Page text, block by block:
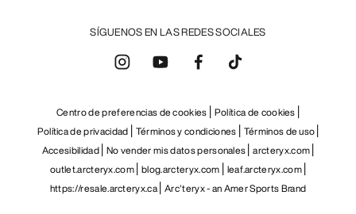
SÍGUENOS EN LAS REDES SOCIALES
Centro de preferencias de cookies Política de cookies
Política de privacidad Términos y condiciones Términos de uso
Accesibilidad No vender mis datos personales arcteryx.com
outlet.arcteryx.com blog.arcteryx.com leaf.arcteryx.com
https://resale.arcteryx.ca Arc'teryx - an Amer Sports Brand